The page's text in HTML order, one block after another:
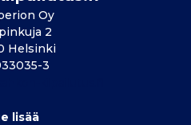
Oy
2
Helsinki
3
lisää